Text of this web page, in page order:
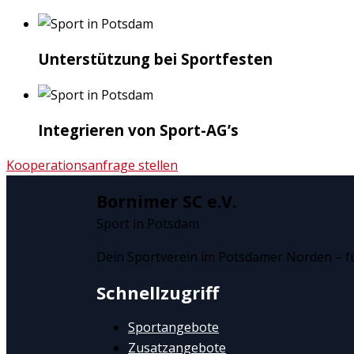
Unterstützung bei Sportfesten
Integrieren von Sport-AG’s
Kooperationsanfrage stellen
Bornimer SC e.V.
Sport in Potsdam
Dein Sportverein im Potsdamer Norden –
Schnellzugriff
Sportangebote
Zusatzangebote